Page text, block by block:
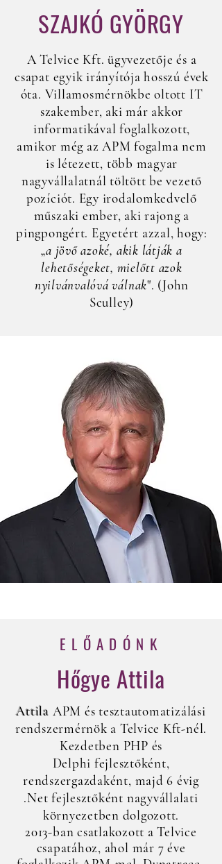
SZAJKÓ GYÖRGY
A Telvice Kft. ügyvezetője és a
csapat egyik irányítója hosszú évek
óta. Villamosmérnökbe oltott IT
szakember, aki már akkor
informatikával foglalkozott,
amikor még az APM fogalma nem
is létezett, több magyar
nagyvállalatnál töltött be vezető
pozíciót. Egy irodalomkedvelő
műszaki ember, aki rajong a
pingpongért. Egyetért azzal, hogy:
„a jövő azoké, akik látják a
lehetőségeket, mielőtt azok
nyilvánvalóvá válnak". (John
Sculley)
ELŐADÓNK
Hőgye Attila
Attila APM és tesztautomatizálási
rendszermérnök a Telvice Kft-nél.
Kezdetben PHP és
Delphi fejlesztőként,
rendszergazdaként, majd 6 évig
.Net fejlesztőként nagyvállalati
környezetben dolgozott.
2013-ban csatlakozott a Telvice
csapatához, ahol már 7 éve